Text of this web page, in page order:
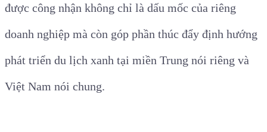
được công nhận không chỉ là dấu mốc của riêng
doanh nghiệp mà còn góp phần thúc đẩy định hướng
phát triển du lịch xanh tại miền Trung nói riêng và
Việt Nam nói chung.